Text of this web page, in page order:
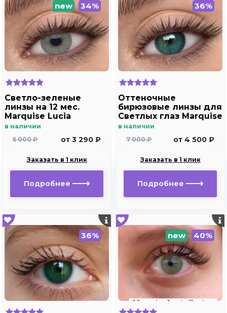
new 34%
Светло-зеленые
линзы на 12 мес.
Marquise Lucia
Copacabana
в наличии
5 000 ₽
от 3 290 ₽
Заказать в 1 клик
Подробнее
36%
Оттеночные
бирюзовые линзы для
Светлых глаз Marquise
solo aqua для
близорукости
в наличии
7 000 ₽
от 4 500 ₽
Заказать в 1 клик
Подробнее
36% new 40%